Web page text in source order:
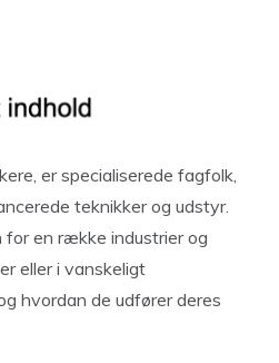
er specialiserede fagfolk,
teknikker og udstyr.
for en række industrier og
eller i vanskeligt
hvordan de udfører deres